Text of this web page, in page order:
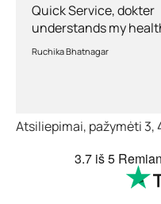
Quick Service, dokter
understands my
and good diagnosis
Ruchika Bhatnagar
Atsiliepimai, pažymėti 3,
3.7 iš 5